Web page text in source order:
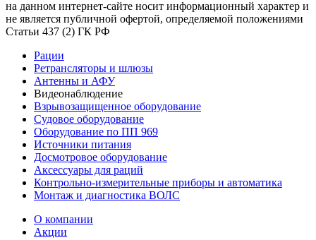
на данном интернет-сайте носит информационный характер и
не является публичной офертой, определяемой положениями
Статьи 437 (2) ГК РФ
Рации
Ретрансляторы и шлюзы
Антенны и АФУ
Видеонаблюдение
Взрывозащищенное оборудование
Судовое оборудование
Оборудование по ПП 969
Источники питания
Досмотровое оборудование
Аксессуары для раций
Контрольно-измерительные приборы и автоматика
Монтаж и диагностика ВОЛС
О компании
Акции